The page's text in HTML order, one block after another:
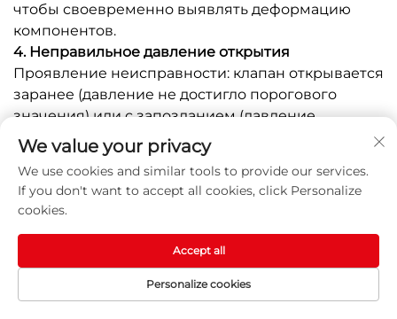
чтобы своевременно выявлять деформацию
компонентов.
4. Неправильное давление открытия
Проявление неисправности: клапан открывается
заранее (давление не достигло порогового
значения) или с запозданием (давление
превысило пороговое значение, но
срабатывания нет).
Анализ причин: ① Неправильная регулировка
предварительного натяжения пружины; ②
согласования с фактическим давлением в
системе во время наладки.
Решение: ① Квалифицированный технический
персонал повторно регулирует
ДОМАШНЯЯ
ЭЛЕКТРОННАЯ
We value your privacy
We use cookies and similar tools to provide our services.
If you don't want to accept all cookies, click Personalize
cookies.
Personalize cookies
Accept all